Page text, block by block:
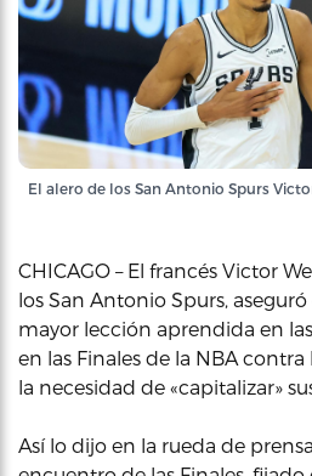
El alero de los San Antonio Spurs
CHICAGO – El francés Victor
los San Antonio Spurs,
mayor lección aprendida en
en las Finales de la NBA contra
la necesidad de «capitalizar»
Así lo dijo en la rueda de